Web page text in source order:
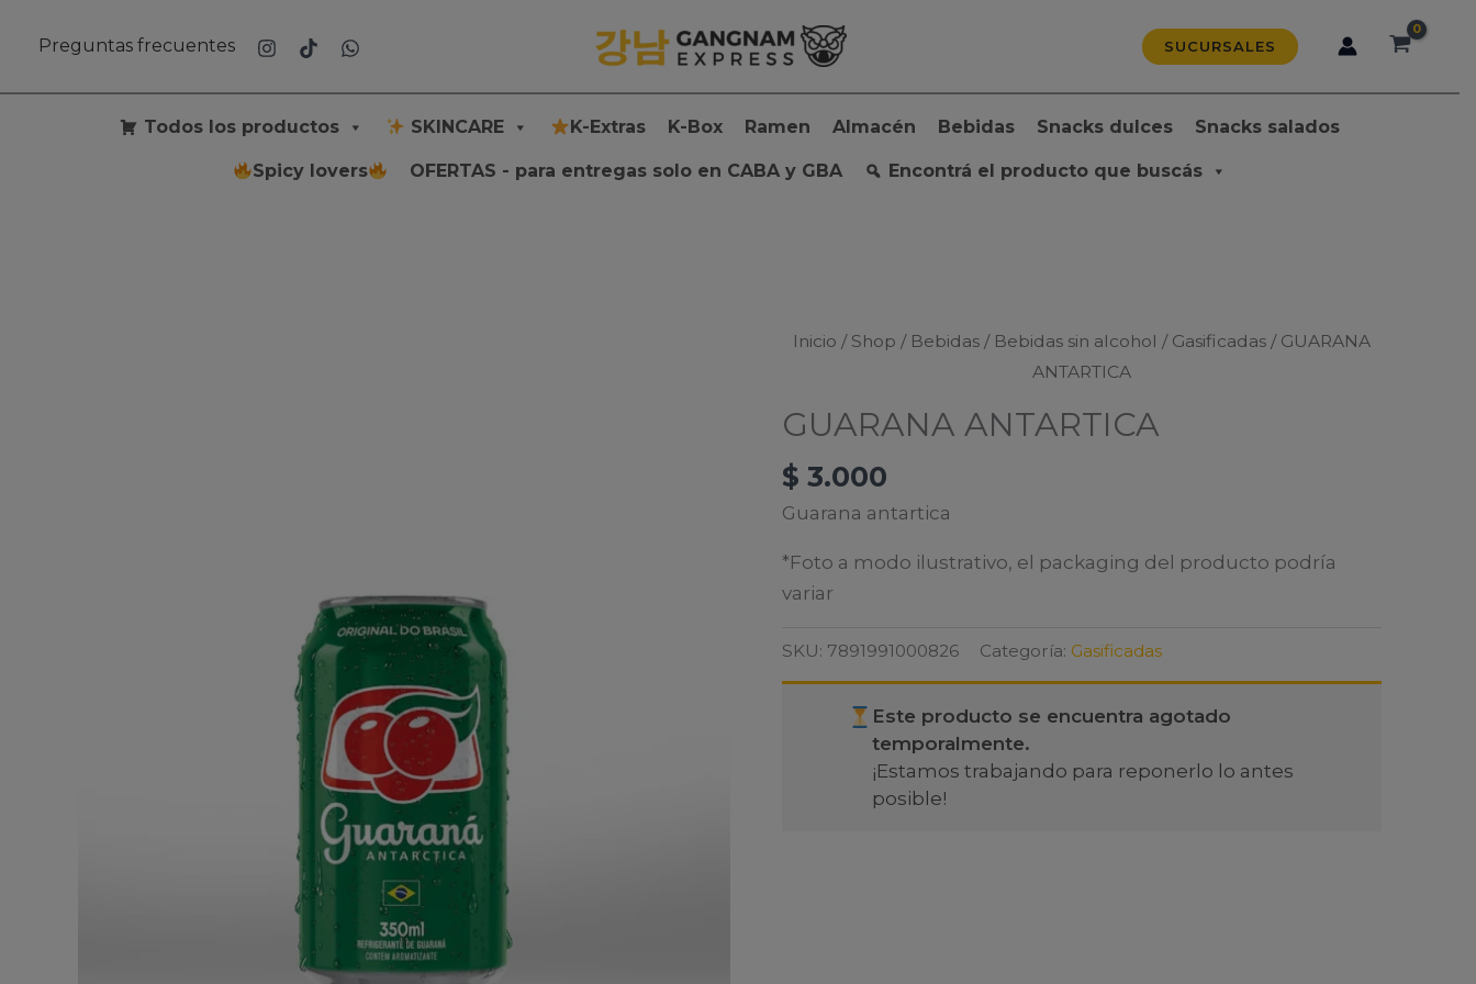
Preguntas frecuentes SUCURSALES
Todos los productos SKINCARE K-Extras K-Box Ramen Almacén Bebidas Snacks dulces Snacks salados
Spicy lovers OFERTAS - para entregas solo en CABA y GBA Encontrá el producto que buscás
Inicio / Shop / Bebidas/ Bebidas sin alcohol / Gasificadas/ GUARANA
ANTARTICA
GUARANA ANTARTICA
$ 3.000
Guarana antartica
*Foto a modo ilustrativo, el packaging del producto podría
variar
SKU: 7891991000826 Categoría: Gasificadas
Este producto se encuentra agotado
temporalmente.
¡Estamos trabajando para reponerlo lo antes
posible!